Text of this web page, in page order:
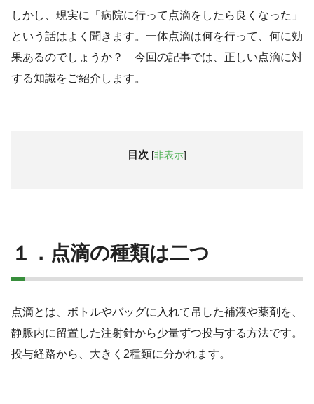
しかし、現実に「病院に行って点滴をしたら良くなった」
という話はよく聞きます。一体点滴は何を行って、何に効
果あるのでしょうか？ 今回の記事では、正しい点滴に対
する知識をご紹介します。
目次 [非表示]
１．点滴の種類は二つ
点滴とは、ボトルやバッグに入れて吊した補液や薬剤を、
静脈内に留置した注射針から少量ずつ投与する方法です。
投与経路から、大きく2種類に分かれます。